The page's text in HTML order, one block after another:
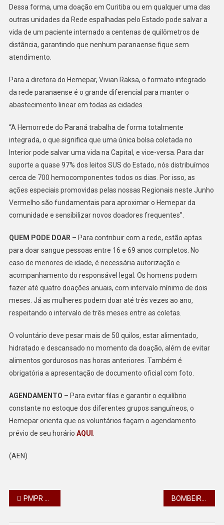
Dessa forma, uma doação em Curitiba ou em qualquer uma das
outras unidades da Rede espalhadas pelo Estado pode salvar a
vida de um paciente internado a centenas de quilômetros de
distância, garantindo que nenhum paranaense fique sem
atendimento.
Para a diretora do Hemepar, Vivian Raksa, o formato integrado
da rede paranaense é o grande diferencial para manter o
abastecimento linear em todas as cidades.
“A Hemorrede do Paraná trabalha de forma totalmente
integrada, o que significa que uma única bolsa coletada no
Interior pode salvar uma vida na Capital, e vice-versa. Para dar
suporte a quase 97% dos leitos SUS do Estado, nós distribuímos
cerca de 700 hemocomponentes todos os dias. Por isso, as
ações especiais promovidas pelas nossas Regionais neste Junho
Vermelho são fundamentais para aproximar o Hemepar da
comunidade e sensibilizar novos doadores frequentes”.
QUEM PODE DOAR – Para contribuir com a rede, estão aptas
para doar sangue pessoas entre 16 e 69 anos completos. No
caso de menores de idade, é necessária autorização e
acompanhamento do responsável legal. Os homens podem
fazer até quatro doações anuais, com intervalo mínimo de dois
meses. Já as mulheres podem doar até três vezes ao ano,
respeitando o intervalo de três meses entre as coletas.
O voluntário deve pesar mais de 50 quilos, estar alimentado,
hidratado e descansado no momento da doação, além de evitar
alimentos gordurosos nas horas anteriores. Também é
obrigatória a apresentação de documento oficial com foto.
AGENDAMENTO – Para evitar filas e garantir o equilíbrio
constante no estoque dos diferentes grupos sanguíneos, o
Hemepar orienta que os voluntários façam o agendamento
prévio de seu horário AQUI
(AEN)
Navegação
PMPR APREENDE SEIS PISTOLAS EM ÔNIBUS EM OPERAÇÃO DE COMBATE AO TRÁFICO DE ARMAS EM PIRAÍ DO SUL